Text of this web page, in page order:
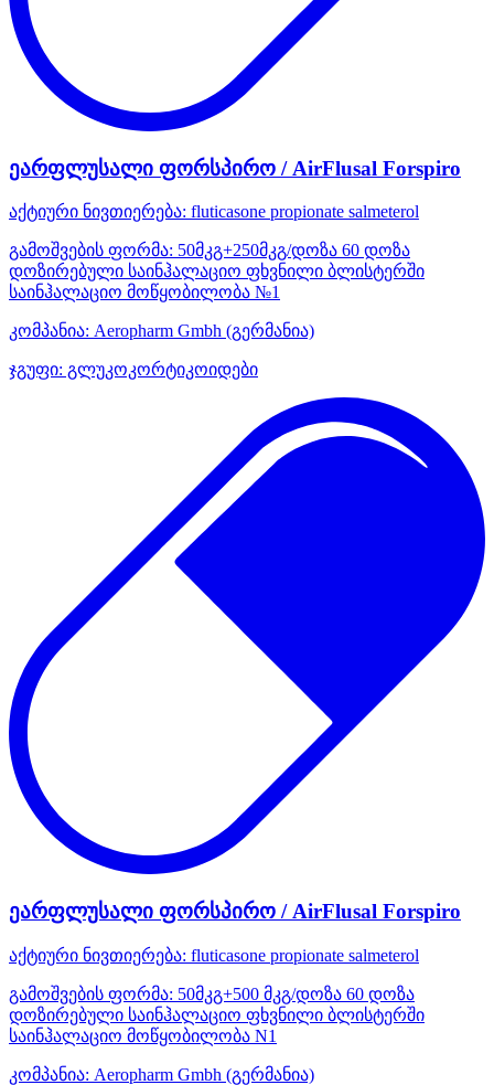
ეარფლუსალი ფორსპირო / AirFlusal Forspiro
აქტიური ნივთიერება: fluticasone propionate salmeterol
გამოშვების ფორმა: 50მკგ+250მკგ/დოზა 60 დოზა
დოზირებული საინჰალაციო ფხვნილი ბლისტერში
საინჰალაციო მოწყობილობა №1
კომპანია: Aeropharm Gmbh (გერმანია)
ჯგუფი: გლუკოკორტიკოიდები
ეარფლუსალი ფორსპირო / AirFlusal Forspiro
აქტიური ნივთიერება: fluticasone propionate salmeterol
გამოშვების ფორმა: 50მკგ+500 მკგ/დოზა 60 დოზა
დოზირებული საინჰალაციო ფხვნილი ბლისტერში
საინჰალაციო მოწყობილობა N1
კომპანია: Aeropharm Gmbh (გერმანია)